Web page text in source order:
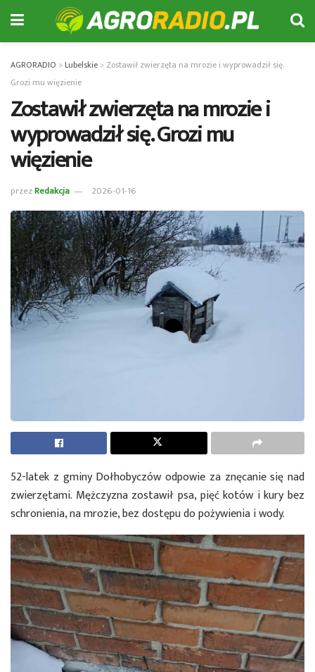
AGRORADIO >Lubelskie > Zostawił zwierzęta na mrozie i wyprowadził się.
Grozi mu więzienie
Zostawił zwierzęta na mrozie i
wyprowadził się. Grozi mu
więzienie
przezRedakcja 2026-01-16
52-latek z gminy Dołhobyczów odpowie za znęcanie się nad
zwierzętami. Mężczyzna zostawił psa, pięć kotów i kury bez
schronienia, na mrozie, bez dostępu do pożywienia i wody.